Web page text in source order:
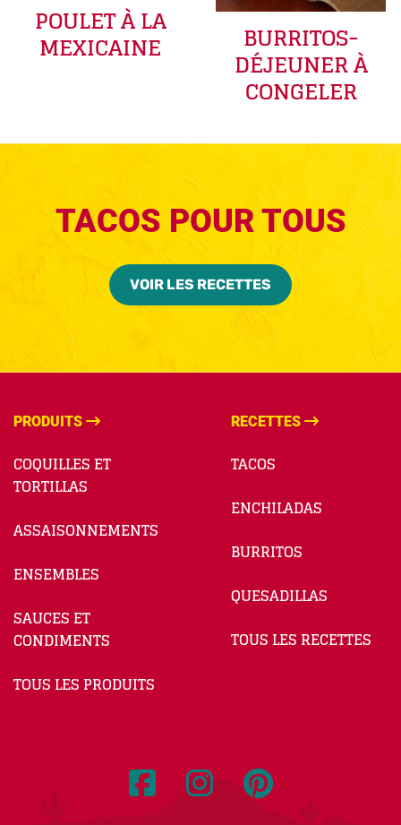
POULET À LA
MEXICAINE BURRITOS-
DÉJEUNER À
CONGELER
TACOS POUR TOUS
VOIR LES RECETTES
PRODUITS
COQUILLES ET
TORTILLAS
ASSAISONNEMENTS
ENSEMBLES
SAUCES ET
CONDIMENTS
TOUS LES PRODUITS
RECETTES
TACOS
ENCHILADAS
BURRITOS
QUESADILLAS
TOUS LES RECETTES